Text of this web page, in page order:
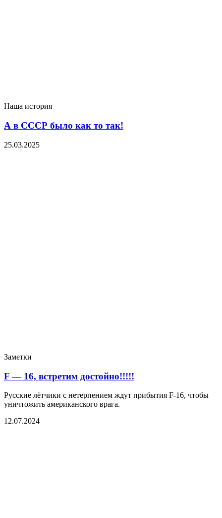
Наша история
А в СССР было как то так!
25.03.2025
Заметки
F — 16, встретим достойно!!!!!
Русские лётчики с нетерпением ждут прибытия F-16, чтобы
уничтожить американского врага.
12.07.2024